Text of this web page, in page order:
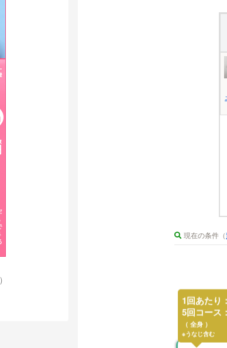
現在の条件（
1回あたり
5回コース
全身
※うなじ含む